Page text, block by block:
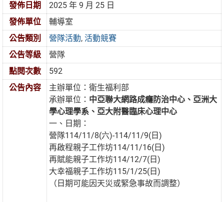
發佈日期
2025 年 9 月 25 日
發佈單位
輔導室
公告類別
營隊活動,活動競賽
公告等級
營隊
點閱次數
592
公告內容
主辦單位：衛生福利部
承辦單位： 中亞聯大網路成癮防治中心、亞洲大
學心理學系、亞大附醫臨床心理中心
一、日期：
營隊114/11/8(六)-114/11/9(日)
再啟程親子工作坊114/11/16(日)
再賦能親子工作坊114/12/7(日)
大幸福親子工作坊115/1/25(日)
（日期可能因天災或緊急事故而調整）